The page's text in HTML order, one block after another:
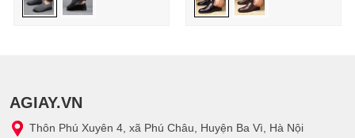
AGIAY.VN
Thôn Phú Xuyên 4, xã Phú Châu, Huyện Ba Vì, Hà Nội